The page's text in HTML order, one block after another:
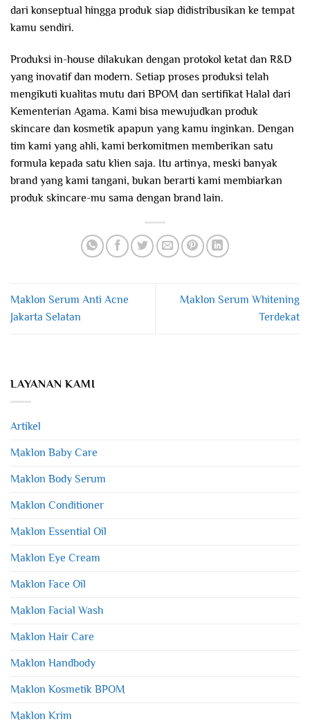
dari konseptual hingga produk siap didistribusikan ke tempat
kamu sendiri.
Produksi in-house dilakukan dengan protokol ketat dan R&D
yang inovatif dan modern. Setiap proses produksi telah
mengikuti kualitas mutu dari BPOM dan sertifikat Halal dari
Kementerian Agama. Kami bisa mewujudkan produk
skincare dan kosmetik apapun yang kamu inginkan. Dengan
tim kami yang ahli, kami berkomitmen memberikan satu
formula kepada satu klien saja. Itu artinya, meski banyak
brand yang kami tangani, bukan berarti kami membiarkan
produk skincare-mu sama dengan brand lain.
Maklon Serum Anti Acne
Jakarta Selatan
Maklon Serum Whitening
Terdekat
LAYANAN KAMI
Artikel
Maklon Baby Care
Maklon Body Serum
Maklon Conditioner
Maklon Essential Oil
Maklon Eye Cream
Maklon Face Oil
Maklon Facial Wash
Maklon Hair Care
Maklon Handbody
Maklon Kosmetik BPOM
Maklon Krim